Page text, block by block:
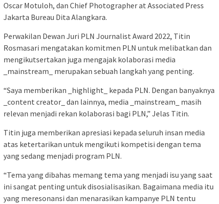
Oscar Motuloh, dan Chief Photographer at Associated Press
Jakarta Bureau Dita Alangkara.
Perwakilan Dewan Juri PLN Journalist Award 2022, Titin
Rosmasari mengatakan komitmen PLN untuk melibatkan dan
mengikutsertakan juga mengajak kolaborasi media
_mainstream_ merupakan sebuah langkah yang penting.
“Saya memberikan _highlight_ kepada PLN. Dengan banyaknya
_content creator_ dan lainnya, media _mainstream_ masih
relevan menjadi rekan kolaborasi bagi PLN,” Jelas Titin.
Titin juga memberikan apresiasi kepada seluruh insan media
atas ketertarikan untuk mengikuti kompetisi dengan tema
yang sedang menjadi program PLN.
“Tema yang dibahas memang tema yang menjadi isu yang saat
ini sangat penting untuk disosialisasikan. Bagaimana media itu
yang meresonansi dan menarasikan kampanye PLN tentu